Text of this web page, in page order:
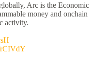
Arc is the Economic
money and onchain
activity.